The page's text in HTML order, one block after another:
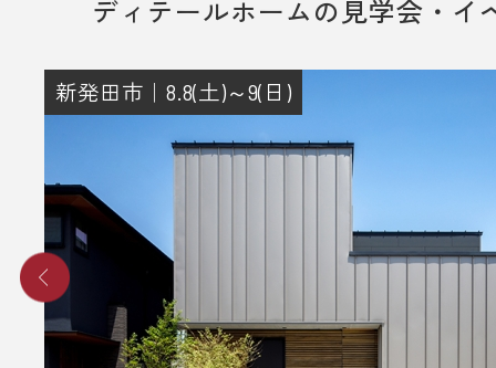
ディテールホームの見学会・イ
新発田市｜8.8(土)～9(日)